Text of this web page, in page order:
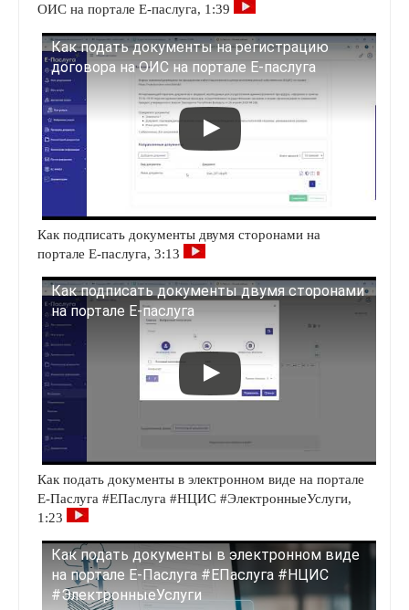
ОИС на портале Е-паслуга, 1:39
Как подать документы на регистрацию
договора на ОИС на портале Е-паслуга
Как подписать документы двумя сторонами на
портале Е-паслуга, 3:13
Как подписать документы двумя сторонами
на портале Е-паслуга
Как подать документы в электронном виде на портале
Е-Паслуга #ЕПаслуга #НЦИС #ЭлектронныеУслуги,
1:23
Как подать документы в электронном виде
на портале Е-Паслуга #ЕПаслуга #НЦИС
#ЭлектронныеУслуги